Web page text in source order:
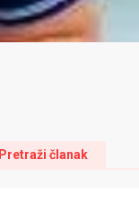
Pretraži članak